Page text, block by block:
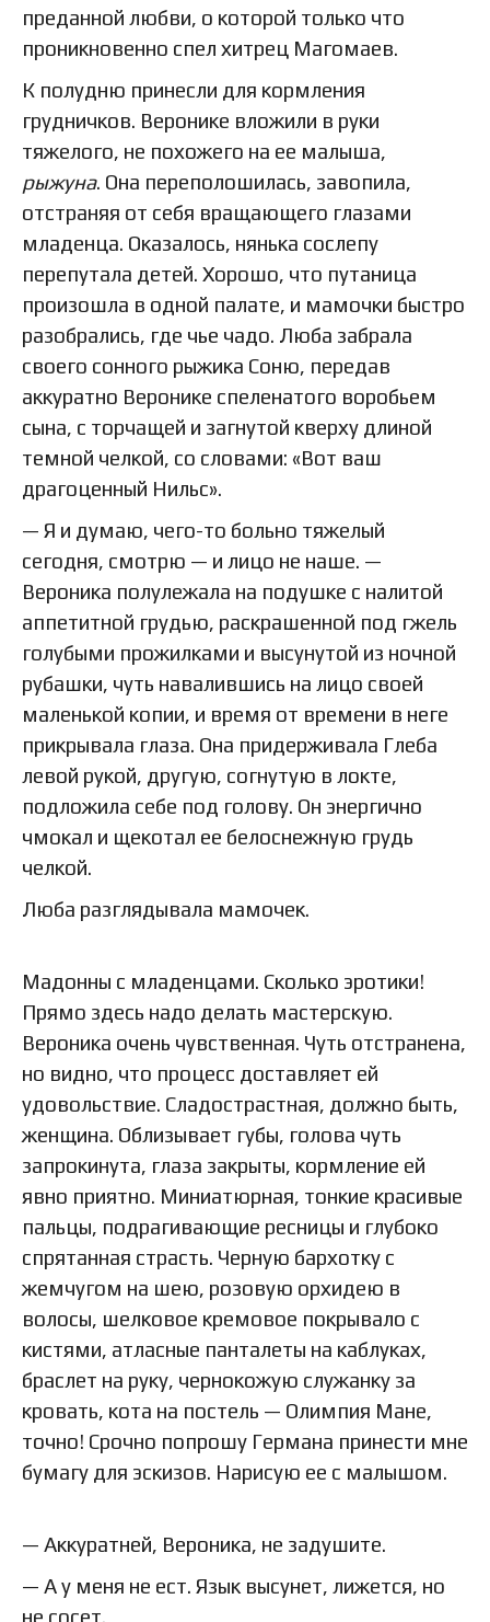
преданной любви, о которой только что
проникновенно спел хитрец Магомаев.
К полудню принесли для кормления
грудничков. Веронике вложили в руки
тяжелого, не похожего на ее малыша,
рыжуна. Она переполошилась, завопила,
отстраняя от себя вращающего глазами
младенца. Оказалось, нянька сослепу
перепутала детей. Хорошо, что путаница
произошла в одной палате, и мамочки быстро
разобрались, где чье чадо. Люба забрала
своего сонного рыжика Соню, передав
аккуратно Веронике спеленатого воробьем
сына, с торчащей и загнутой кверху длиной
темной челкой, со словами: «Вот ваш
драгоценный Нильс».
— Я и думаю, чего-то больно тяжелый
сегодня, смотрю — и лицо не наше. —
Вероника полулежала на подушке с налитой
аппетитной грудью, раскрашенной под гжель
голубыми прожилками и высунутой из ночной
рубашки, чуть навалившись на лицо своей
маленькой копии, и время от времени в неге
прикрывала глаза. Она придерживала Глеба
левой рукой, другую, согнутую в локте,
подложила себе под голову. Он энергично
чмокал и щекотал ее белоснежную грудь
челкой.
Люба разглядывала мамочек.
Мадонны с младенцами. Сколько эротики!
Прямо здесь надо делать мастерскую.
Вероника очень чувственная. Чуть отстранена,
но видно, что процесс доставляет ей
удовольствие. Сладострастная, должно быть,
женщина. Облизывает губы, голова чуть
запрокинута, глаза закрыты, кормление ей
явно приятно. Миниатюрная, тонкие красивые
пальцы, подрагивающие ресницы и глубоко
спрятанная страсть. Черную бархотку с
жемчугом на шею, розовую орхидею в
волосы, шелковое кремовое покрывало с
кистями, атласные панталеты на каблуках,
браслет на руку, чернокожую служанку за
кровать, кота на постель — Олимпия Мане,
точно! Срочно попрошу Германа принести мне
бумагу для эскизов. Нарисую ее с малышом.
— Аккуратней, Вероника, не задушите.
— А у меня не ест. Язык высунет, лижется, но
не сосет.